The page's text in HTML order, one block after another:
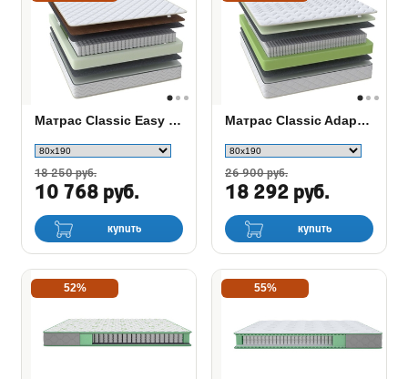
Матрас Classic Easy M/P
18 250 руб.
10 768 руб.
купить
Матрас Classic Adaptive F/P
26 900 руб.
18 292 руб.
купить
52% 55%